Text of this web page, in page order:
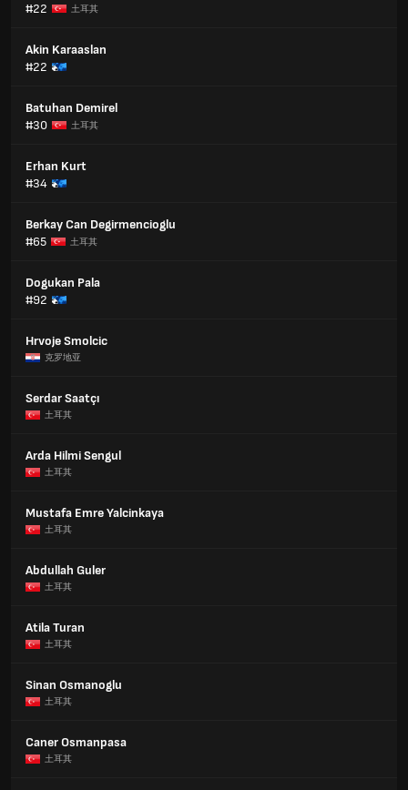
#22
土耳其
Akin Karaaslan
#22
Batuhan Demirel
#30
土耳其
Erhan Kurt
#34
Berkay Can Degirmencioglu
#65
土耳其
Dogukan Pala
#92
Hrvoje Smolcic
克罗地亚
Serdar Saatçı
土耳其
Arda Hilmi Sengul
土耳其
Mustafa Emre Yalcinkaya
土耳其
Abdullah Guler
土耳其
Atila Turan
土耳其
Sinan Osmanoglu
土耳其
Caner Osmanpasa
土耳其